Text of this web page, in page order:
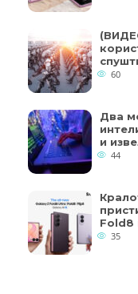
60
Два
и
44
Fold8
35